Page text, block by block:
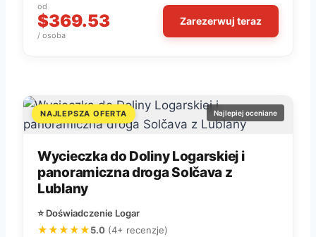
od
$369.53
/ osoba
Zarezerwuj teraz
NAJLEPSZA OFERTA Najlepiej oceniane
Wycieczka do Doliny Logarskiej i
panoramiczna droga Solčava z
Lublany
⭐ Doświadczenie Logar
★★★★★5.0 (4+ recenzje)